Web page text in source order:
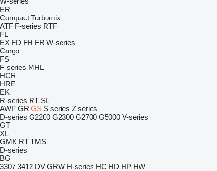
ER
Compact Turbomix
ATF F-series RTF
FL
EX FD FH FR W-series
Cargo
FS
F-series MHL
HCR
HRE
EK
R-series RT SL
AWP GR GS S series Z series
D-series G2200 G2300 G2700 G5000 V-series
GT
XL
GMK RT TMS
D-series
BG
3307 3412 DV GRW H-series HC HD HP HW